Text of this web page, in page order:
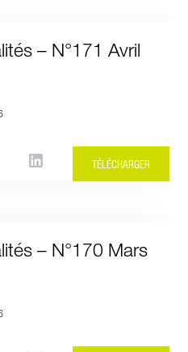
– N°171 Avril
TÉLÉCHARGER
– N°170 Mars